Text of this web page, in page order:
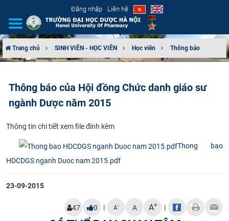
Đăng nhập Liên hệ
CƠ CẤU TỔ CHỨC
ĐÀO TẠO
ĐẢM BẢO CHẤT LƯỢNG
Trang chủ SINH VIÊN - HỌC VIÊN Học viên Thông báo
Thông báo của Hội đồng Chức danh giáo sư
ngành Dược năm 2015
Th​ông tin chi tiết xem file đính kèm
Thong bao
HDCDGS nganh Duoc nam 2015.pdf
23-09-2015
47 0 | A- A A+ |